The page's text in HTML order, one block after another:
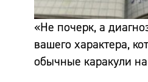
«Не почерк, а
вашего характера,
обычные каракули